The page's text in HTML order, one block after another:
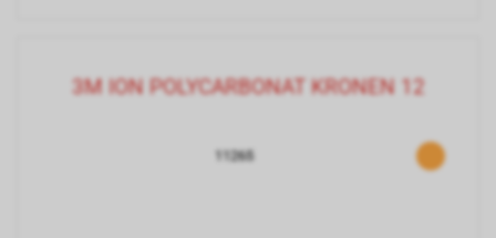
3M ION POLYCARBONAT KRONEN 12
11265